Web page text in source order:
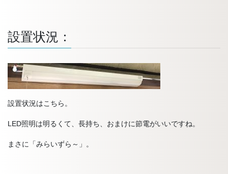
設置状況：
設置状況はこちら。
LED照明は明るくて、長持ち、おまけに節電がいいですね。
まさに「みらいずら～」。